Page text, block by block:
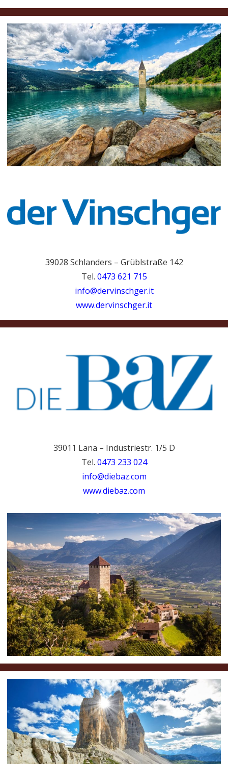
39028 Schlanders – Grüblstraße 142
Tel. 0473 621 715
info@dervinschger.it
www.dervinschger.it
39011 Lana – Industriestr. 1/5 D
Tel. 0473 233 024
info@diebaz.com
www.diebaz.com